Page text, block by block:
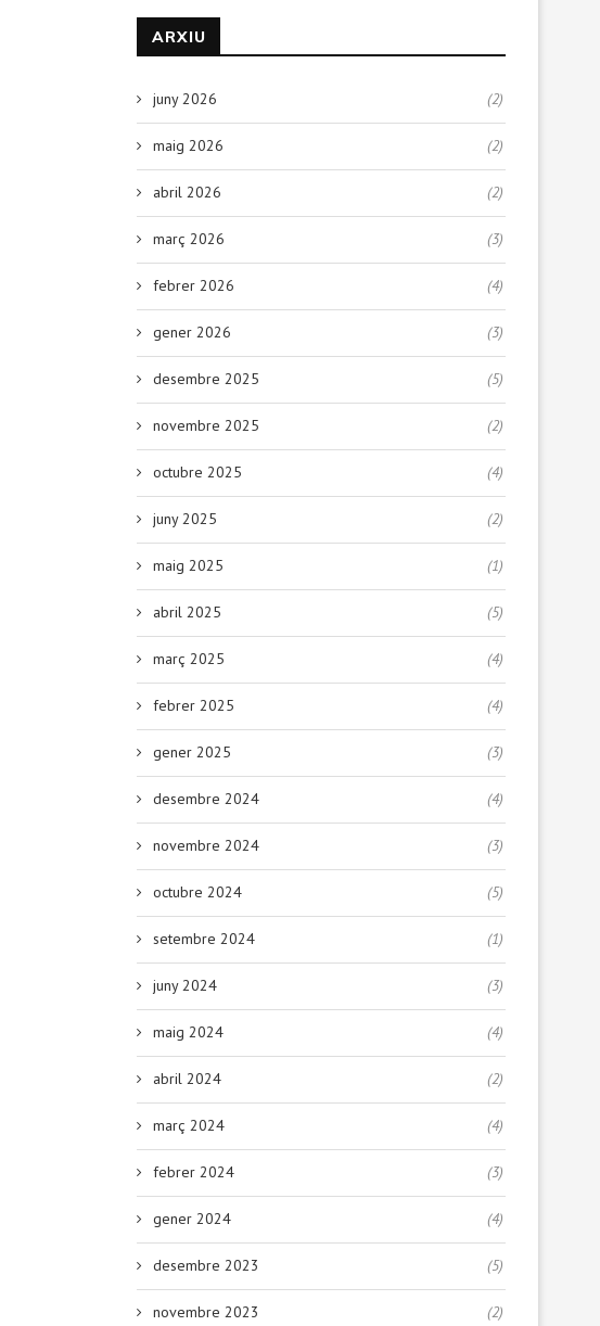
ARXIU
juny 2026 (2)
maig 2026 (2)
abril 2026 (2)
març 2026 (3)
febrer 2026 (4)
gener 2026 (3)
desembre 2025 (5)
novembre 2025 (2)
octubre 2025 (4)
juny 2025 (2)
maig 2025 (1)
abril 2025 (5)
març 2025 (4)
febrer 2025 (4)
gener 2025 (3)
desembre 2024 (4)
novembre 2024 (3)
octubre 2024 (5)
setembre 2024 (1)
juny 2024 (3)
maig 2024 (4)
abril 2024 (2)
març 2024 (4)
febrer 2024 (3)
gener 2024 (4)
desembre 2023 (5)
novembre 2023 (2)